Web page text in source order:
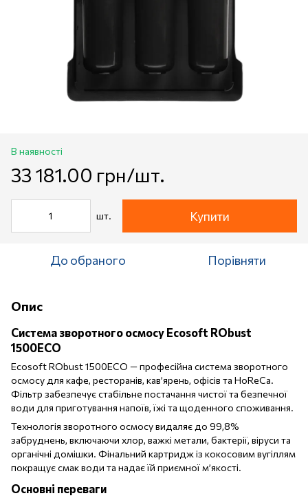
В наявності
33 181.00 грн/шт.
шт. Купити
До обраного Порівняти
Опис
Система зворотного осмосу Ecosoft RObust
1500ECO
Ecosoft RObust 1500ECO — професійна система зворотного
осмосу для кафе, ресторанів, кав’ярень, офісів та HoReCa.
Фільтр забезпечує стабільне постачання чистої та безпечної
води для приготування напоїв, їжі та щоденного споживання.
Технологія зворотного осмосу видаляє до 99,8%
забруднень, включаючи хлор, важкі метали, бактерії, віруси та
органічні домішки. Фінальний картридж із кокосовим вугіллям
покращує смак води та надає їй приємної м’якості.
Основні переваги